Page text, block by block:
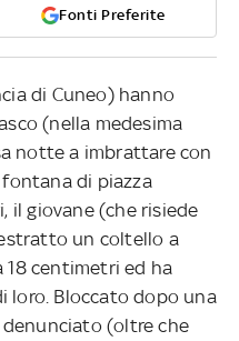
Fonti Preferite
di Cuneo) hanno
(nella medesima
notte a imbrattare con
di piazza
il giovane (che risiede
un coltello a
18 centimetri ed ha
loro. Bloccato dopo una
(oltre che